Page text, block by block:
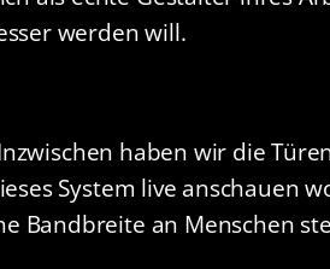
werden will.
haben wir die
System live anschauen
Bandbreite an Menschen